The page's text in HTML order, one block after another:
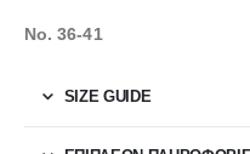
Νο. 36-41
SIZE GUIDE